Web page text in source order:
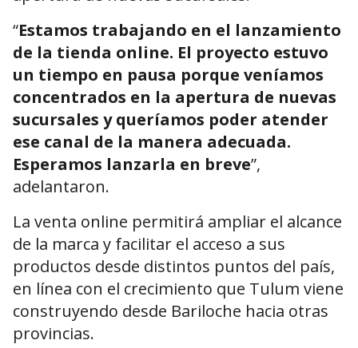
“Estamos trabajando en el lanzamiento
de la tienda online. El proyecto estuvo
un tiempo en pausa porque veníamos
concentrados en la apertura de nuevas
sucursales y queríamos poder atender
ese canal de la manera adecuada.
Esperamos lanzarla en breve”,
adelantaron.
La venta online permitirá ampliar el alcance
de la marca y facilitar el acceso a sus
productos desde distintos puntos del país,
en línea con el crecimiento que Tulum viene
construyendo desde Bariloche hacia otras
provincias.